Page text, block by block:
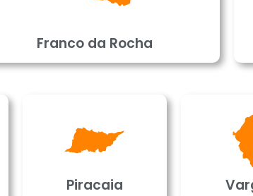
Franco da Rocha
Piracaia